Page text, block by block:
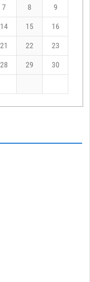
7 8 9
14 15 16
21 22 23
28 29 30